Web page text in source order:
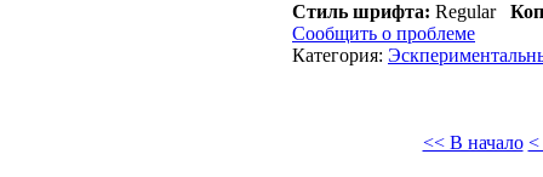
Стиль шрифта: Regular
Сообщить о проблеме
Категория:
<< В начало <